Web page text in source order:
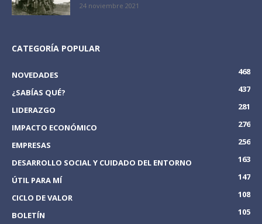
24 noviembre 2021
CATEGORÍA POPULAR
NOVEDADES
468
¿SABÍAS QUÉ?
437
LIDERAZGO
281
IMPACTO ECONÓMICO
276
EMPRESAS
256
DESARROLLO SOCIAL Y CUIDADO DEL ENTORNO
163
ÚTIL PARA MÍ
147
CICLO DE VALOR
108
BOLETÍN
105